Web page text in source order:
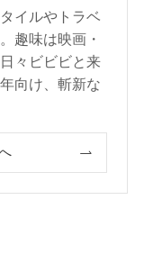
イルやトラベ
趣味は映画・
々ビビビと来
向け、斬新な